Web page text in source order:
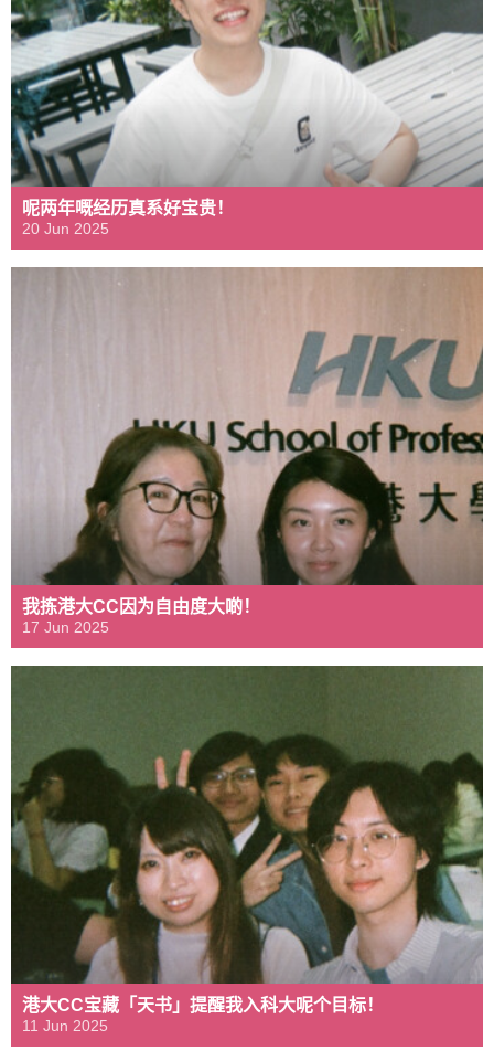
呢两年嘅经历真系好宝贵！
20 Jun 2025
我拣港大CC因为自由度大啲！
17 Jun 2025
港大CC宝藏「天书」提醒我入科大呢个目标！
11 Jun 2025